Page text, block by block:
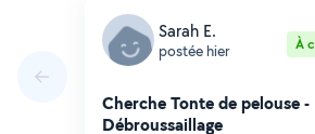
Sarah E.
postée hier À
Cherche Tonte de pelouse -
Débroussaillage